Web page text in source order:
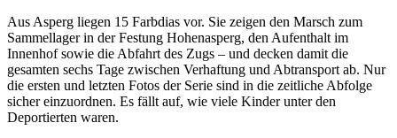
Aus Asperg liegen 15 Farbdias vor. Sie zeigen den Marsch zum
Sammellager in der Festung Hohenasperg, den Aufenthalt im
Innenhof sowie die Abfahrt des Zugs – und decken damit die
gesamten sechs Tage zwischen Verhaftung und Abtransport ab. Nur
die ersten und letzten Fotos der Serie sind in die zeitliche Abfolge
sicher einzuordnen. Es fällt auf, wie viele Kinder unter den
Deportierten waren.